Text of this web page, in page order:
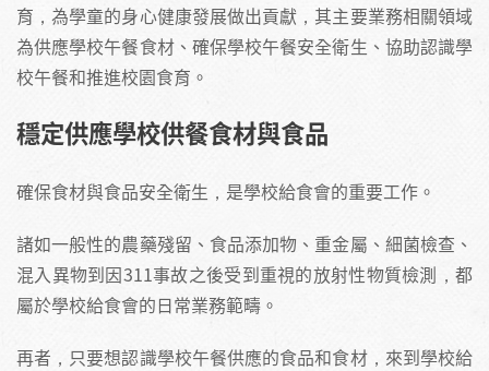
育，為學童的身心健康發展做出貢獻，其主要業務相關領域
為供應學校午餐食材、確保學校午餐安全衛生、協助認識學
校午餐和推進校園食育。
穩定供應學校供餐食材與食品
確保食材與食品安全衛生，是學校給食會的重要工作。
諸如一般性的農藥殘留、食品添加物、重金屬、細菌檢查、
混入異物到因311事故之後受到重視的放射性物質檢測，都
屬於學校給食會的日常業務範疇。
再者，只要想認識學校午餐供應的食品和食材，來到學校給